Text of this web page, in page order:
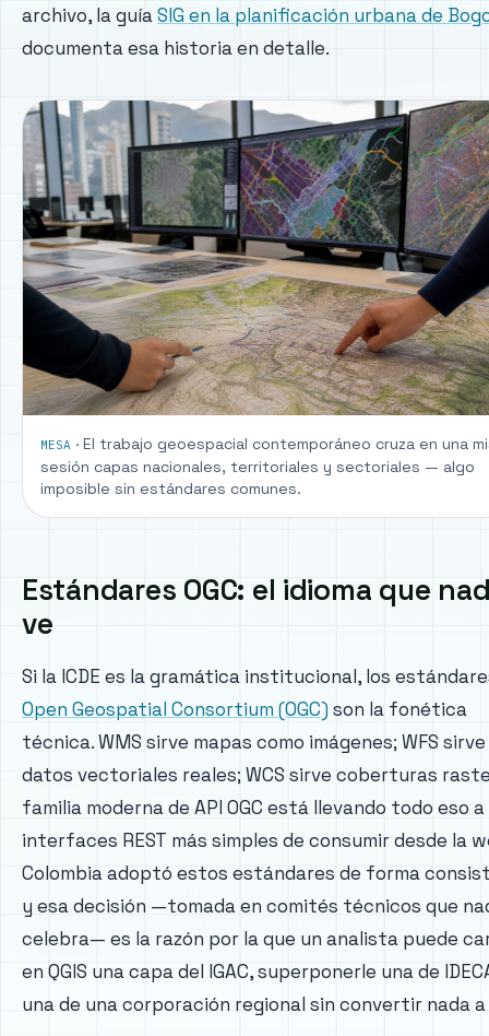
archivo, la guíaSIG en la planificación urbana de
documenta esa historia en detalle.
MESA · El trabajo geoespacial contemporáneo cruza en una
sesión capas nacionales, territoriales y sectoriales — algo
imposible sin estándares comunes.
Estándares OGC: el idioma que
ve
Si la ICDE es la gramática institucional, los
Open Geospatial Consortium (OGC) son la fonética
técnica. WMS sirve mapas como imágenes; WFS
datos vectoriales reales; WCS sirve coberturas
familia moderna de API OGC está llevando todo eso a
interfaces REST más simples de consumir desde la
Colombia adoptó estos estándares de forma
y esa decisión —tomada en comités técnicos que
celebra— es la razón por la que un analista puede
en QGIS una capa del IGAC, superponerle una de
una de una corporación regional sin convertir nada a